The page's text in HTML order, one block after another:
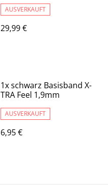
AUSVERKAUFT
29,99 €
1x schwarz Basisband X-
TRA Feel 1,9mm
AUSVERKAUFT
6,95 €